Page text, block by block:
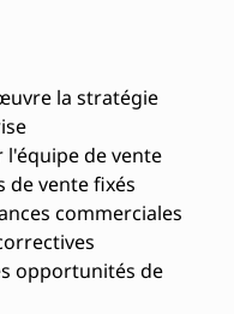
la stratégie
de vente
de vente fixés
commerciales
opportunités de